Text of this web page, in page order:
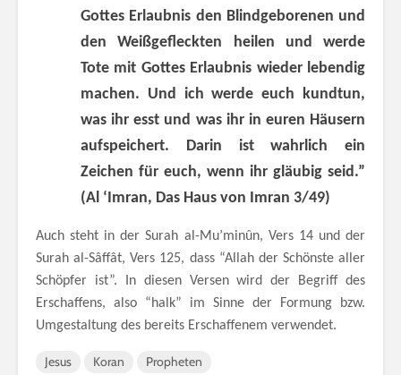
Gottes Erlaubnis den Blindgeborenen und
den Weißgefleckten heilen und werde
Tote mit Gottes Erlaubnis wieder lebendig
machen. Und ich werde euch kundtun,
was ihr esst und was ihr in euren Häusern
aufspeichert. Darin ist wahrlich ein
Zeichen für euch, wenn ihr gläubig seid.”
(Al ‘Imran, Das Haus von Imran 3/49)
Auch steht in der Surah al-Mu’minûn, Vers 14 und der
Surah al-Sâffât, Vers 125, dass “Allah der Schönste aller
Schöpfer ist”. In diesen Versen wird der Begriff des
Erschaffens, also “halk” im Sinne der Formung bzw.
Umgestaltung des bereits Erschaffenem verwendet.
Jesus Koran Propheten